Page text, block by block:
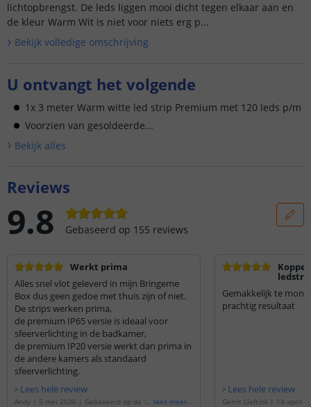
lichtopbrengst. De leds liggen mooi dicht tegen elkaar aan en
de kleur Warm Wit is niet voor niets erg p...
Bekijk volledige omschrijving
U ontvangt het volgende
1x 3 meter Warm witte led strip Premium met 120 leds p/m
Voorzien van gesoldeerde...
Bekijk alles
Reviews
9.8 Gebaseerd op 155 reviews
Werkt prima
Alles snel vlot geleverd in mijn Bringeme
Box dus geen gedoe met thuis zijn of niet.
De strips werken prima,
de premium IP65 versie is ideaal voor
sfeerverlichting in de badkamer,
de premium IP20 versie werkt dan prima in
de andere kamers als standaard
sfeerverlichting.
Lees hele review
Andy | 5 mei 2026 | Gebaseerd op de Le lees meer...
Gemakkelijk te monteren en werkt gelijk en
prachtig resultaat
Lees hele review
Gerrit Lieftink| 14 april